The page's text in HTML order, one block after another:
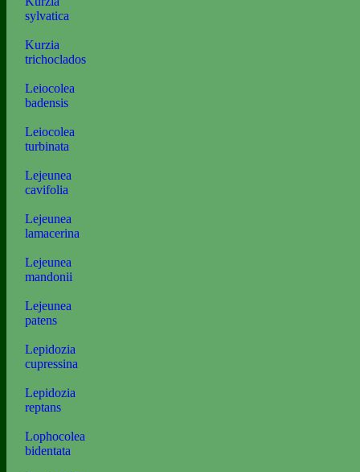
sylvatica
Kurzia
trichoclados
Leiocolea
badensis
Leiocolea
turbinata
Lejeunea
cavifolia
Lejeunea
lamacerina
Lejeunea
mandonii
Lejeunea
patens
Lepidozia
cupressina
Lepidozia
reptans
Lophocolea
bidentata